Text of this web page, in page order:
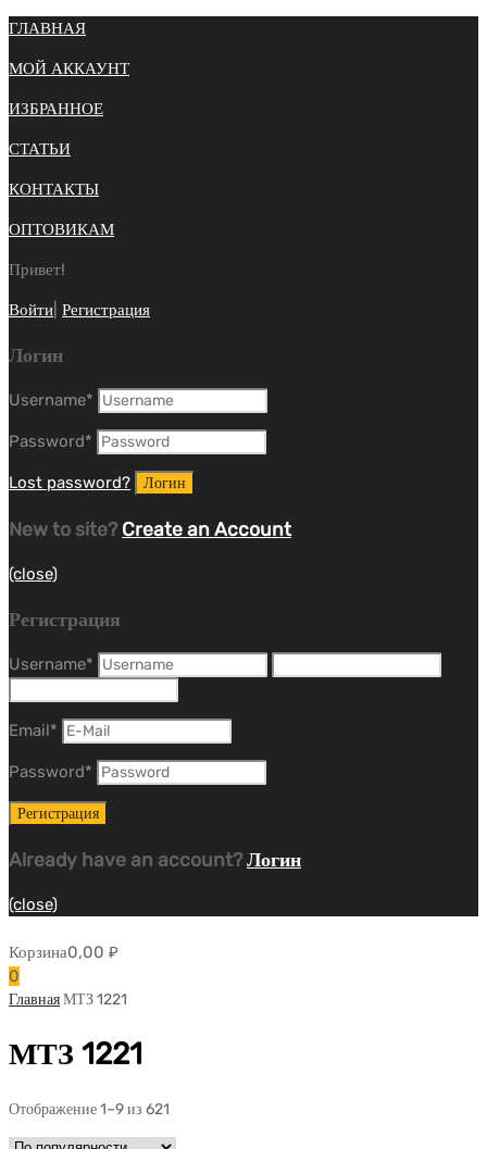
ГЛАВНАЯ
МОЙ АККАУНТ
ИЗБРАННОЕ
СТАТЬИ
КОНТАКТЫ
ОПТОВИКАМ
Привет!
Войти Регистрация
Логин
Username*
Password*
Lost password?
New to site? Create an Account
(close)
Регистрация
Username*
Email*
Password*
Already have an account? Логин
(close)
Корзина0,00 ₽
0
ГлавнаяМТЗ 1221
МТЗ 1221
Отображение 1–9 из 621